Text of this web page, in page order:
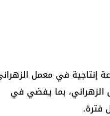
إنتاجية في معمل
الزهراني، بما يفضي في
فترة.